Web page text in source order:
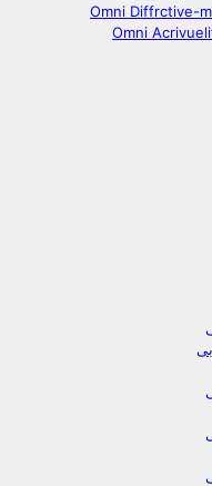
Omni Diffrctive-
Omni